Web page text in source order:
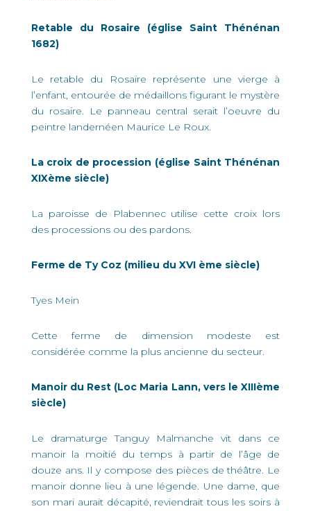
Retable du Rosaire (église Saint Thénénan
1682)
Le retable du Rosaire représente une vierge à
l’enfant, entourée de médaillons figurant le mystère
du rosaire. Le panneau central serait l’oeuvre du
peintre landernéen Maurice Le Roux.
La croix de procession (église Saint Thénénan
XIXème siècle)
La paroisse de Plabennec utilise cette croix lors
des processions ou des pardons.
Ferme de Ty Coz (milieu du XVI ème siècle)
Tyes Mein
Cette ferme de dimension modeste est
considérée comme la plus ancienne du secteur.
Manoir du Rest (Loc Maria Lann, vers le XIIIème
siècle)
Le dramaturge Tanguy Malmanche vit dans ce
manoir la moitié du temps à partir de l’âge de
douze ans. Il y compose des pièces de théâtre. Le
manoir donne lieu à une légende. Une dame, que
son mari aurait décapité, reviendrait tous les soirs à